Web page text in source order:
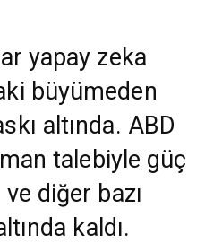
yapay zeka
büyümeden
altında. ABD
talebiyle güç
diğer bazı
kaldı.